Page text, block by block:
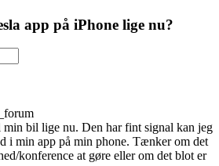
app på iPhone lige nu?
bil lige nu. Den har fint signal kan jeg
i min app på min phone. Tænker om det
konference at gøre eller om det blot er